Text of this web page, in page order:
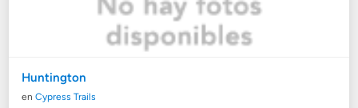
Huntington
enCypress Trails